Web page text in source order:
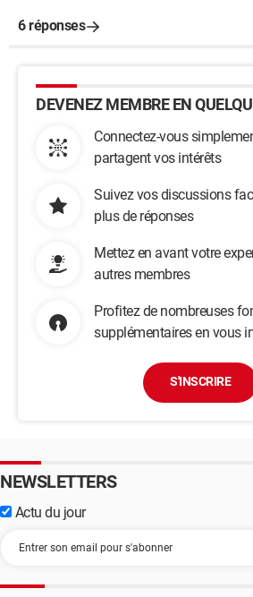
6 réponses
DEVENEZ MEMBRE EN
Connectez-vous
partagent vos intérêts
Suivez vos discussions
plus de réponses
Mettez en avant votre
autres membres
Profitez de nombreuses
supplémentaires en vous
S'INSCRIRE
NEWSLETTERS
Actu du jour